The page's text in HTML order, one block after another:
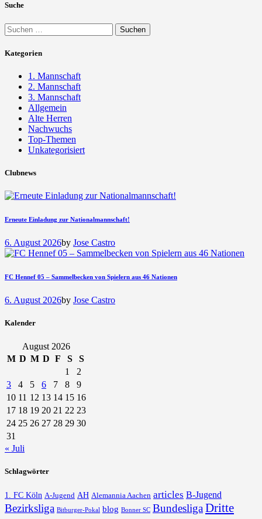
Suche
Suchen
nach:
Kategorien
1. Mannschaft
2. Mannschaft
3. Mannschaft
Allgemein
Alte Herren
Nachwuchs
Top-Themen
Unkategorisiert
Clubnews
Erneute Einladung zur Nationalmannschaft!
6. August 2026by Jose Castro
FC Hennef 05 – Sammelbecken von Spielern aus 46 Nationen
6. August 2026by Jose Castro
Kalender
August 2026
M D M D F S
S
1
2
3
4 5 6 7 8
9
10 11 12 13 14 15 16
17 18 19 20 21 22 23
24 25 26 27 28 29 30
31
« Juli
Schlagwörter
1. FC Köln A-Jugend AH Alemannia Aachen articles B-Jugend
Bezirksliga Bitburger-Pokal blog Bonner SC Bundesliga Dritte